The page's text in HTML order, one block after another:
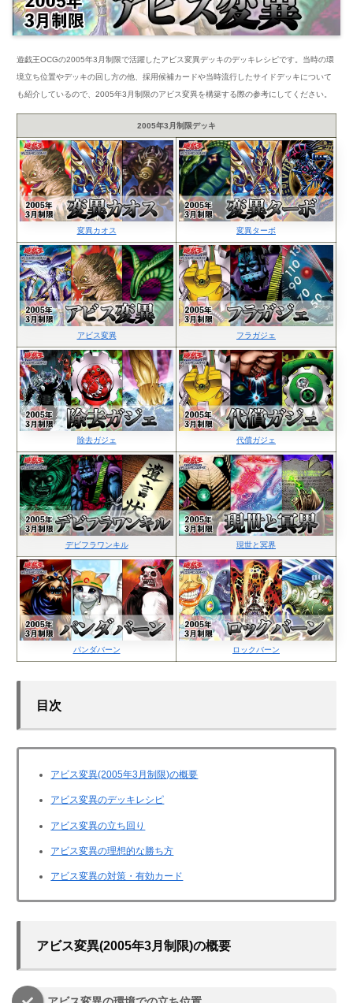
遊戯王OCGの2005年3月制限で活躍したアビス変異デッキのデッキレシピです。当時の環
境立ち位置やデッキの回し方の他、採用候補カードや当時流行したサイドデッキについて
も紹介しているので、2005年3月制限のアビス変異を構築する際の参考にしてください。
2005年3月制限デッキ
変異カオス 変異ターボ
アビス変異 フラガジェ
除去ガジェ 代償ガジェ
デビフラワンキル 現世と冥界
パンダバーン ロックバーン
目次
アビス変異(2005年3月制限)の概要
アビス変異のデッキレシピ
アビス変異の立ち回り
アビス変異の理想的な勝ち方
アビス変異の対策・有効カード
アビス変異(2005年3月制限)の概要